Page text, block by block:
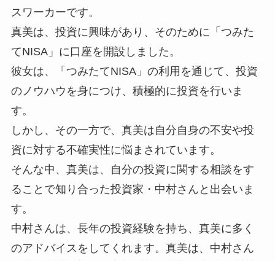
スワーカーです。
真美は、投資に興味があり、そのために「つみた
てNISA」に口座を開設しました。
彼女は、「つみたてNISA」の利用を通じて、投資
のノウハウを身につけ、積極的に投資を行いま
す。
しかし、その一方で、真美は自分自身の不安や投
資に対する不確実性に悩まされています。
そんな中、真美は、自分の投資に関する相談をす
ることで知り合った投資家・中村さんと出会いま
す。
中村さんは、長年の投資経験を持ち、真美に多く
のアドバイスをしてくれます。真美は、中村さん